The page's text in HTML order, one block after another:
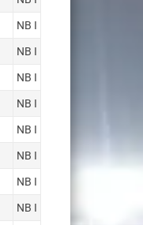
NB I
NB I
NB I
NB I
NB I
NB I
NB I
NB I